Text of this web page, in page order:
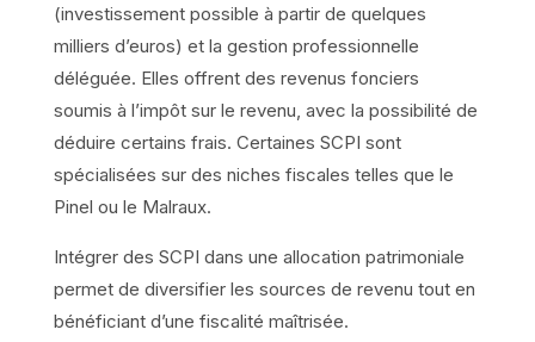
(investissement possible à partir de quelques
milliers d’euros) et la gestion professionnelle
déléguée. Elles offrent des revenus fonciers
soumis à l’impôt sur le revenu, avec la possibilité de
déduire certains frais. Certaines SCPI sont
spécialisées sur des niches fiscales telles que le
Pinel ou le Malraux.
Intégrer des SCPI dans une allocation patrimoniale
permet de diversifier les sources de revenu tout en
bénéficiant d’une fiscalité maîtrisée.